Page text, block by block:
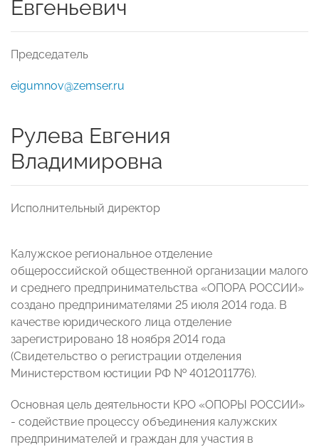
Евгеньевич
Председатель
eigumnov@zemser.ru
Рулева Евгения
Владимировна
Исполнительный директор
Калужское региональное отделение
общероссийской общественной организации малого
и среднего предпринимательства «ОПОРА РОССИИ»
создано предпринимателями 25 июля 2014 года. В
качестве юридического лица отделение
зарегистрировано 18 ноября 2014 года
(Свидетельство о регистрации отделения
Министерством юстиции РФ № 4012011776).
Основная цель деятельности КРО «ОПОРЫ РОССИИ»
- содействие процессу объединения калужских
предпринимателей и граждан для участия в